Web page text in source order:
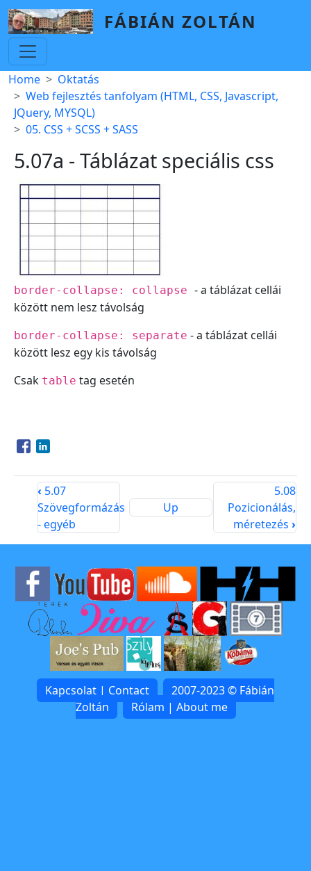
Skip to main content
FÁBIÁN ZOLTÁN
Breadcrumb
Home
Oktatás
Web fejlesztés tanfolyam (HTML, CSS, Javascript,
JQuery, MYSQL)
05. CSS + SCSS + SASS
5.07a - Táblázat speciális css
border-collapse: collapse - a táblázat cellái
között nem lesz távolság
border-collapse: separate - a táblázat cellái
között lesz egy kis távolság
Csak table tag esetén
Opens in a new window
Opens in a new window
‹ 5.07
Szövegformázás
- egyéb
Up
5.08
Pozicionálás,
méretezés›
Kapcsolat | Contact
2007-2023 © Fábián
Zoltán
Rólam | About me